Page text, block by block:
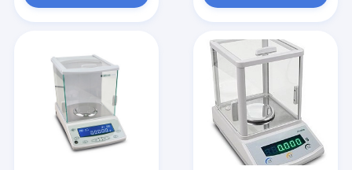
Yer Tartı Kantarı
Tezgah Tartı Kantarı